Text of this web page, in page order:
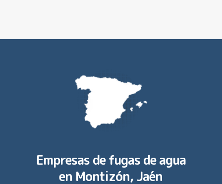
Empresas de fugas de agua
en Montizón, Jaén